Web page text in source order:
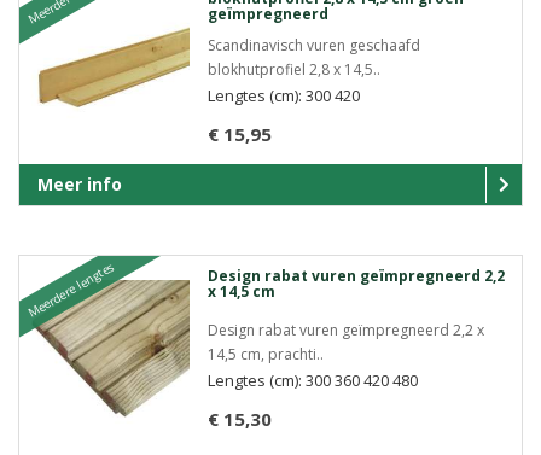
geïmpregneerd
Scandinavisch vuren geschaafd
blokhutprofiel 2,8 x 14,5..
€ 15,95
Lengtes (cm): 300 420
Meer info
Meerdere lengtes Design rabat vuren geïmpregneerd 2,2
x 14,5 cm
Design rabat vuren geïmpregneerd 2,2 x
14,5 cm, prachti..
€ 15,30
Lengtes (cm): 300 360 420 480